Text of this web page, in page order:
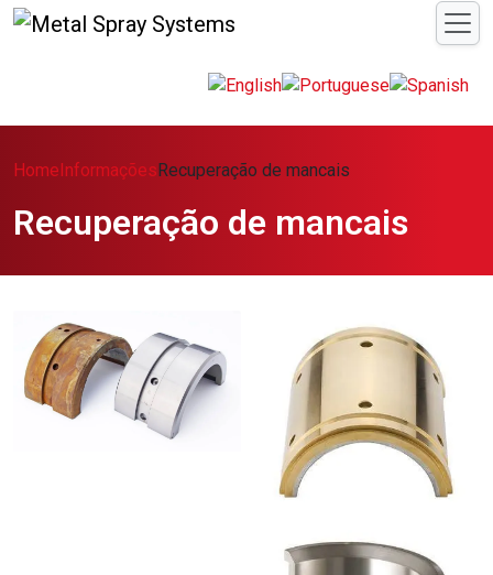
Home Informações Recuperação de mancais
Recuperação de mancais